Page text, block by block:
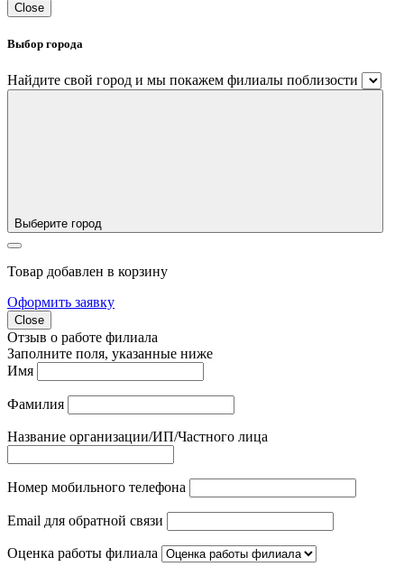
Close
Выбор города
Найдите свой город и мы покажем филиалы поблизости
Выберите город
Товар добавлен в корзину
Оформить заявку
Close
Отзыв о работе филиала
Заполните поля, указанные ниже
Имя
Фамилия
Название организации/ИП/Частного лица
Номер мобильного телефона
Email для обратной связи
Оценка работы филиала